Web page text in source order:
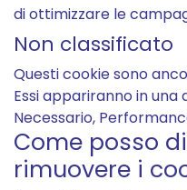
di ottimizzare le
Non classificato
Questi cookie sono
Essi appariranno in
Necessario,
Come posso
rimuovere i